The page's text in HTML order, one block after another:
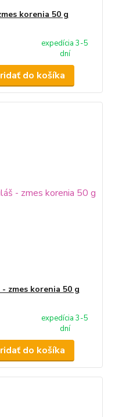
korenia 50 g
expedícia 3-5
dní
do košíka
zmes korenia 50 g
expedícia 3-5
dní
do košíka